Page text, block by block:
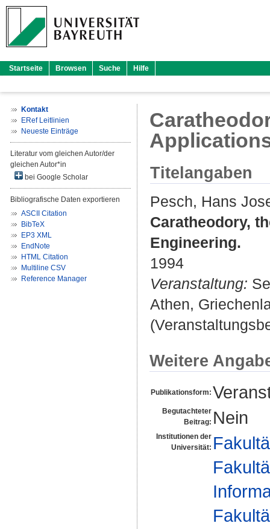
Startseite Browsen Suche Hilfe
Kontakt
ERef Leitlinien
Neueste Einträge
Literatur vom gleichen Autor/der
gleichen Autor*in
bei Google Scholar
Bibliografische Daten exportieren
ASCII Citation
BibTeX
EP3 XML
EndNote
HTML Citation
Multiline CSV
Reference Manager
Titelangaben
Pesch, Hans
Caratheodory,
Engineering.
1994
Veranstaltung:
Athen,
Weitere
Publikationsform:
Begutachteter
Beitrag: Nein
Institutionen der
Universität: